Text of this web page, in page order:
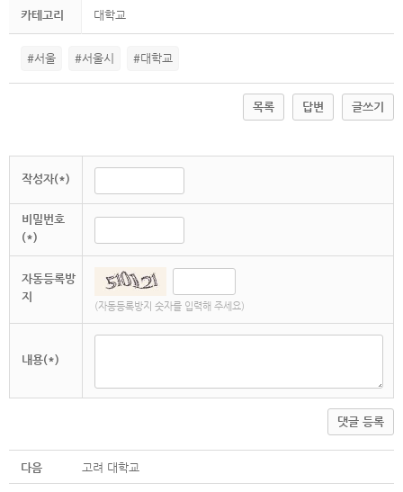
카테고리 대학교
#서울 #서울시 #대학교
목록 답변 글쓰기
작성자(*)
비밀번호
(*)
자동등록방
지
(자동등록방지 숫자를 입력해 주세요)
내용(*)
댓글 등록
다음 고려 대학교